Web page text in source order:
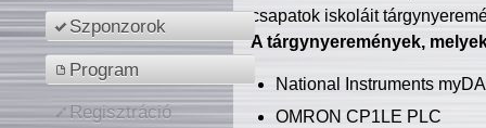
Szponzorok
Program
Regisztráció
csapatok iskoláit
A tárgynyeremények,
National Instruments
OMRON CP1LE PLC